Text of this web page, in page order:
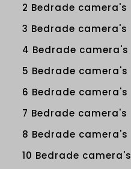
2 Bedrade camera's
3 Bedrade camera's
4 Bedrade camera's
5 Bedrade camera's
6 Bedrade camera's
7 Bedrade camera's
8 Bedrade camera's
10 Bedrade camera's